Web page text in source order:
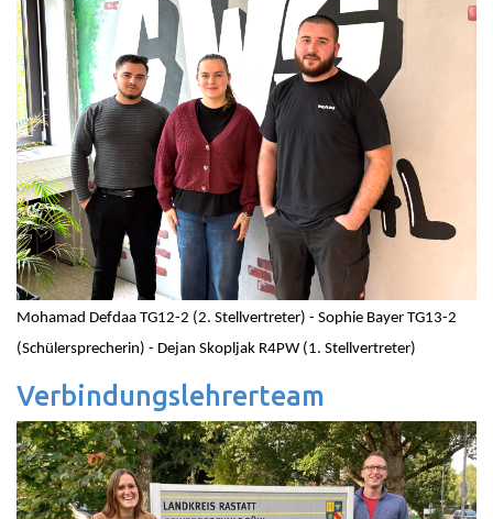
Mohamad Defdaa TG12-2 (2. Stellvertreter) - Sophie Bayer TG13-2
(Schülersprecherin) - Dejan Skopljak R4PW (1. Stellvertreter)
Verbindungslehrerteam